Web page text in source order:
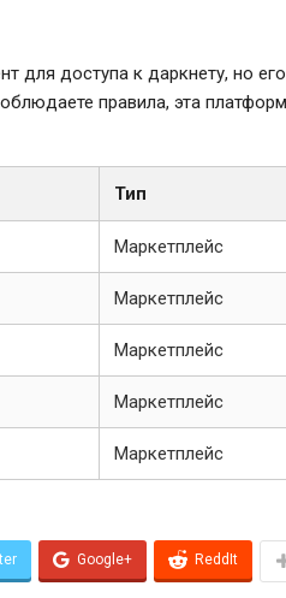
для доступа к даркнету, но
правила, эта
Тип
Маркетплейс
Маркетплейс
Маркетплейс
Маркетплейс
Маркетплейс
Google+ ReddIt